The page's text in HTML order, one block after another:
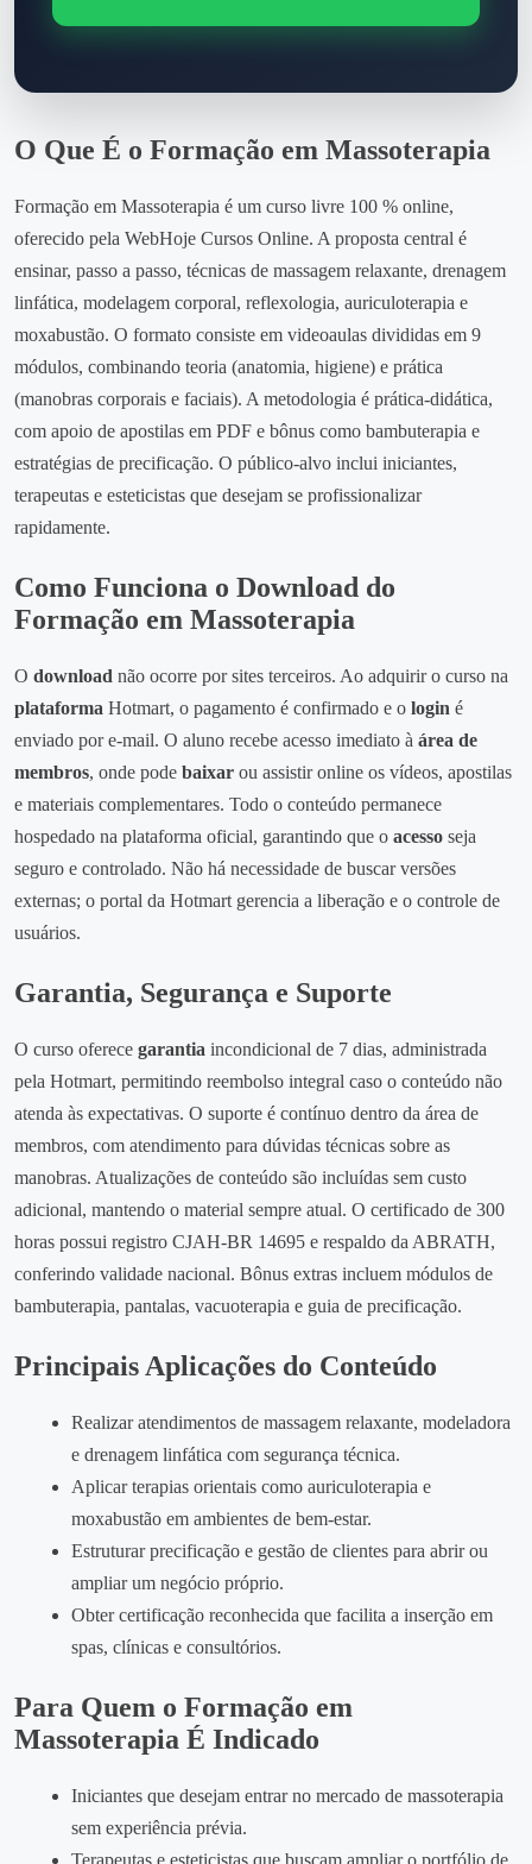
O Que É o Formação em Massoterapia
Formação em Massoterapia é um curso livre 100 % online,
oferecido pela WebHoje Cursos Online. A proposta central é
ensinar, passo a passo, técnicas de massagem relaxante, drenagem
linfática, modelagem corporal, reflexologia, auriculoterapia e
moxabustão. O formato consiste em videoaulas divididas em 9
módulos, combinando teoria (anatomia, higiene) e prática
(manobras corporais e faciais). A metodologia é prática‑didática,
com apoio de apostilas em PDF e bônus como bambuterapia e
estratégias de precificação. O público‑alvo inclui iniciantes,
terapeutas e esteticistas que desejam se profissionalizar
rapidamente.
Como Funciona o Download do
Formação em Massoterapia
O download não ocorre por sites terceiros. Ao adquirir o curso na
plataforma Hotmart, o pagamento é confirmado e o login é
enviado por e‑mail. O aluno recebe acesso imediato à área de
membros, onde pode baixar ou assistir online os vídeos, apostilas
e materiais complementares. Todo o conteúdo permanece
hospedado na plataforma oficial, garantindo que o acesso seja
seguro e controlado. Não há necessidade de buscar versões
externas; o portal da Hotmart gerencia a liberação e o controle de
usuários.
Garantia, Segurança e Suporte
O curso oferece garantia incondicional de 7 dias, administrada
pela Hotmart, permitindo reembolso integral caso o conteúdo não
atenda às expectativas. O suporte é contínuo dentro da área de
membros, com atendimento para dúvidas técnicas sobre as
manobras. Atualizações de conteúdo são incluídas sem custo
adicional, mantendo o material sempre atual. O certificado de 300
horas possui registro CJAH‑BR 14695 e respaldo da ABRATH,
conferindo validade nacional. Bônus extras incluem módulos de
bambuterapia, pantalas, vacuoterapia e guia de precificação.
Principais Aplicações do Conteúdo
Realizar atendimentos de massagem relaxante, modeladora
e drenagem linfática com segurança técnica.
Aplicar terapias orientais como auriculoterapia e
moxabustão em ambientes de bem‑estar.
Estruturar precificação e gestão de clientes para abrir ou
ampliar um negócio próprio.
Obter certificação reconhecida que facilita a inserção em
spas, clínicas e consultórios.
Para Quem o Formação em
Massoterapia É Indicado
Iniciantes que desejam entrar no mercado de massoterapia
sem experiência prévia.
Terapeutas e esteticistas que buscam ampliar o portfólio de